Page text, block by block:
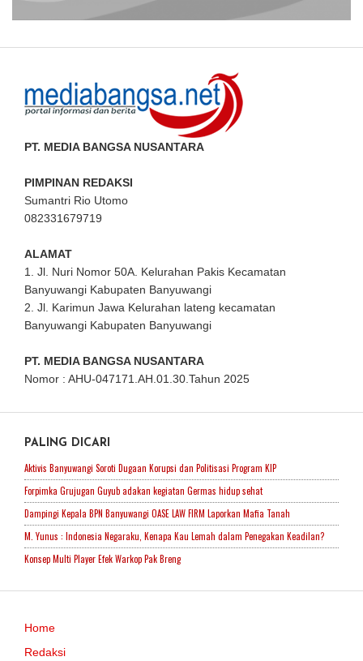
PT. MEDIA BANGSA NUSANTARA
PIMPINAN REDAKSI
Sumantri Rio Utomo
082331679719
ALAMAT
1. Jl. Nuri Nomor 50A. Kelurahan Pakis Kecamatan
Banyuwangi Kabupaten Banyuwangi
2. Jl. Karimun Jawa Kelurahan lateng kecamatan
Banyuwangi Kabupaten Banyuwangi
PT. MEDIA BANGSA NUSANTARA
Nomor : AHU-047171.AH.01.30.Tahun 2025
PALING DICARI
Aktivis Banyuwangi Soroti Dugaan Korupsi dan Politisasi Program KIP
Forpimka Grujugan Guyub adakan kegiatan Germas hidup sehat
Dampingi Kepala BPN Banyuwangi OASE LAW FIRM Laporkan Mafia Tanah
M. Yunus : Indonesia Negaraku, Kenapa Kau Lemah dalam Penegakan Keadilan?
Konsep Multi Player Efek Warkop Pak Breng
Home
Redaksi